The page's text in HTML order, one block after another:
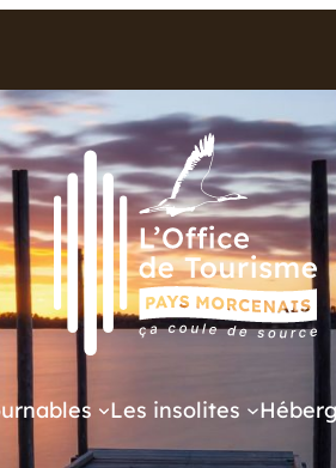
Les insolites